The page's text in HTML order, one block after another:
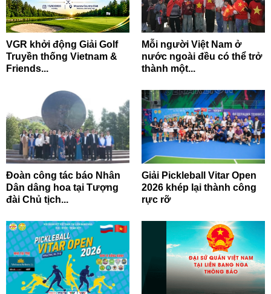
VGR khởi động Giải Golf
Truyền thống Vietnam &
Friends...
Mỗi người Việt Nam ở
nước ngoài đều có thể trở
thành một...
Đoàn công tác báo Nhân
Dân dâng hoa tại Tượng
đài Chủ tịch...
Giải Pickleball Vitar Open
2026 khép lại thành công
rực rỡ